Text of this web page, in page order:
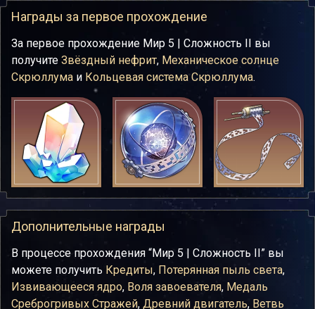
Награды за первое прохождение
За первое прохождение Мир 5 | Сложность II вы
получите Звёздный нефрит, Механическое солнце
Скрюллума и Кольцевая система Скрюллума.
Дополнительные награды
В процессе прохождения “Мир 5 | Сложность II” вы
можете получить Кредиты, Потерянная пыль света,
Извивающееся ядро, Воля завоевателя, Медаль
Среброгривых Стражей, Древний двигатель, Ветвь